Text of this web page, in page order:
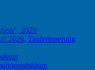
2026
2026, Tauferinnerung